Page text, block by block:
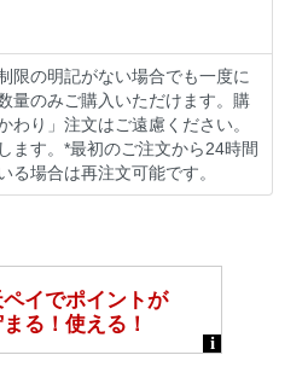
限の明記がない場合でも一度に
量のみご購入いただけます。購
わり」注文はご遠慮ください。
ます。*最初のご注文から24時間
る場合は再注文可能です。